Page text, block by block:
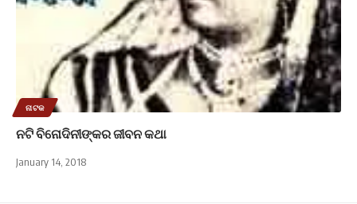
ନାଟକ
ନଟି ବିନୋଦିନୀଙ୍କର ଜୀବନ କଥା
January 14, 2018